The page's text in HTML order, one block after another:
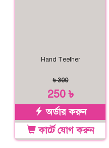
Hand Teether
৳ 300
250 ৳
অর্ডার করুন
কার্টে যোগ করুন